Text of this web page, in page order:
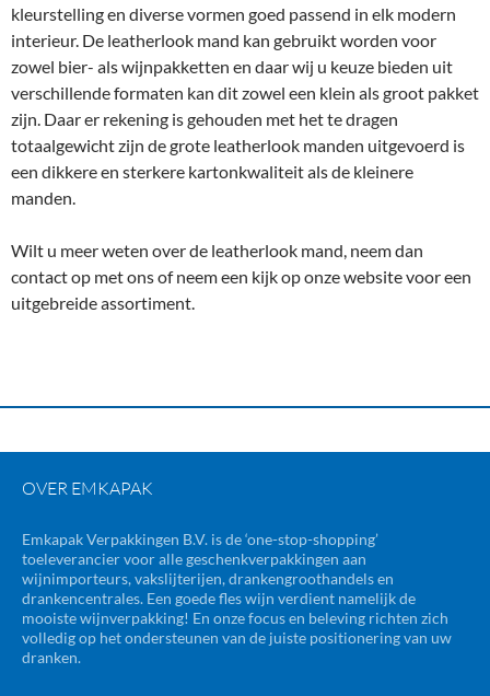
kleurstelling en diverse vormen goed passend in elk modern
interieur. De leatherlook mand kan gebruikt worden voor
zowel bier- als wijnpakketten en daar wij u keuze bieden uit
verschillende formaten kan dit zowel een klein als groot pakket
zijn. Daar er rekening is gehouden met het te dragen
totaalgewicht zijn de grote leatherlook manden uitgevoerd is
een dikkere en sterkere kartonkwaliteit als de kleinere
manden.
Wilt u meer weten over de leatherlook mand, neem dan
contact op met ons of neem een kijk op onze website voor een
uitgebreide assortiment.
OVER EMKAPAK
Emkapak Verpakkingen B.V. is de ‘one-stop-shopping’
toeleverancier voor alle geschenkverpakkingen aan
wijnimporteurs, vakslijterijen, drankengroothandels en
drankencentrales. Een goede fles wijn verdient namelijk de
mooiste wijnverpakking! En onze focus en beleving richten zich
volledig op het ondersteunen van de juiste positionering van uw
dranken.